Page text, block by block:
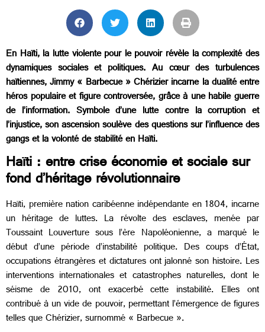
En Haïti, la lutte violente pour le pouvoir révèle la complexité des
dynamiques sociales et politiques. Au cœur des turbulences
haïtiennes, Jimmy « Barbecue » Chérizier incarne la dualité entre
héros populaire et figure controversée, grâce à une habile guerre
de l’information. Symbole d’une lutte contre la corruption et
l’injustice, son ascension soulève des questions sur l’influence des
gangs et la volonté de stabilité en Haïti.
Haïti : entre crise économie et sociale sur
fond d’héritage révolutionnaire
Haïti, première nation caribéenne indépendante en 1804, incarne
un héritage de luttes. La révolte des esclaves, menée par
Toussaint Louverture sous l’ère Napoléonienne, a marqué le
début d’une période d’instabilité politique. Des coups d’État,
occupations étrangères et dictatures ont jalonné son histoire. Les
interventions internationales et catastrophes naturelles, dont le
séisme de 2010, ont exacerbé cette instabilité. Elles ont
contribué à un vide de pouvoir, permettant l’émergence de figures
telles que Chérizier, surnommé « Barbecue ».